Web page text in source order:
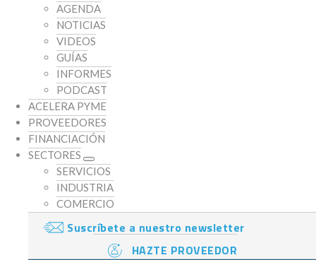
AGENDA
NOTICIAS
VIDEOS
GUÍAS
INFORMES
PODCAST
ACELERA PYME
PROVEEDORES
FINANCIACIÓN
SECTORES
SERVICIOS
INDUSTRIA
COMERCIO
Suscríbete a nuestro newsletter
HAZTE PROVEEDOR